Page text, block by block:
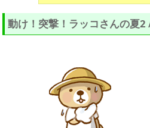
動け！突撃！ラッコさんの夏2